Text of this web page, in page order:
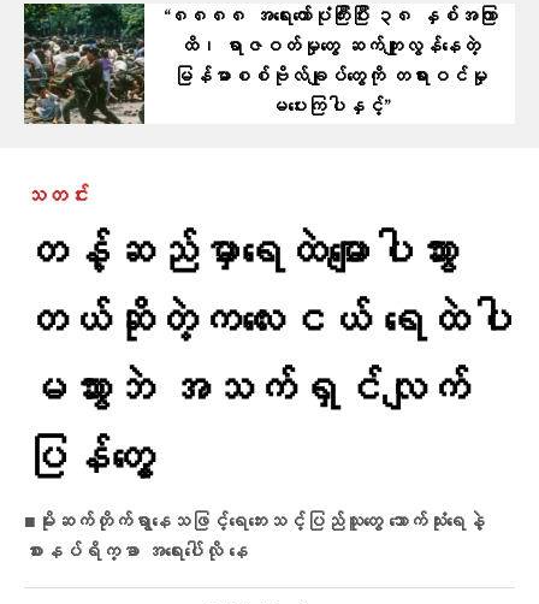
“၈၈၈၈ အရေးတော်ပုံကြီးပြီး ၃၈ နှစ်အကြာ
ထိ၊ ရာဇဝတ်မှုတွေ ဆက်ကျူးလွန်နေတဲ့
မြန်မာစစ်ဗိုလ်ချုပ်တွေကို တရားဝင်မှု
မပေးကြပါနှင့်”
သတင်း
တန့်ဆည်မှာ​ရေထဲ​မျောပါသွား
တယ်ဆိုတဲ့ကလေးငယ် ရေထဲပါ
မသွားဘဲ အသက်ရှင်လျက်
ပြန်​တွေ့
■မိုးဆက်တိုက်ရွာနေသဖြင့်​​ရေ​ဘေးသင့်ပြည်သူ​တွေ သောက်သုံးရေနဲ့
စားနပ်ရိက္ခာ အရေးပေါ်လို နေ